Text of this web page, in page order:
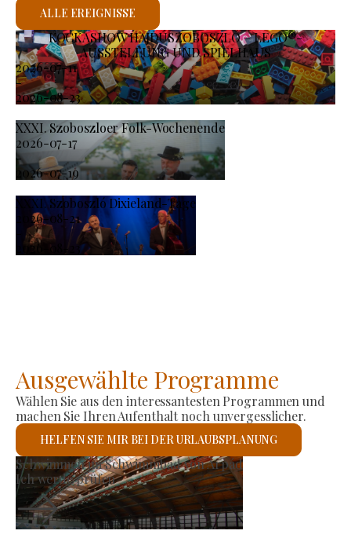
KOCKASHOW HAJDÚSZOBOSZLÓ – LEGO®-
AUSSTELLUNG UND SPIELHAUS
2026-07-11
-
2026-08-23
XXXI. Szoboszloer Folk-Wochenende
2026-07-17
-
2026-07-19
XXXI. Szoboszló Dixieland-Tage
2026-08-21
-
2026-08-23
ALLE EREIGNISSE
Ausgewählte Programme
Wählen Sie aus den interessantesten Programmen und
machen Sie Ihren Aufenthalt noch unvergesslicher.
HELFEN SIE MIR BEI DER URLAUBSPLANUNG
Römisch-katholische Kirche St.
Ich werde prüfen